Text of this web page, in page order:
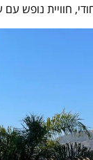
חוויית נופש